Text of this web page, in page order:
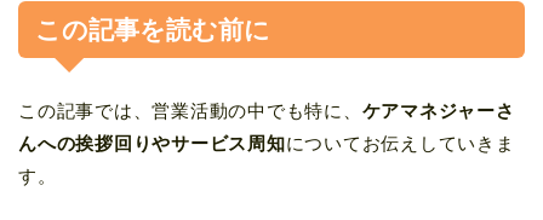
この記事を読む前に
この記事では、営業活動の中でも特に、 ケアマネジャーさ
んへの挨拶回りやサービス周知についてお伝えしていきま
す。